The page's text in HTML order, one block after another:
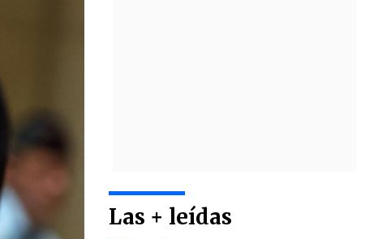
Las + leídas